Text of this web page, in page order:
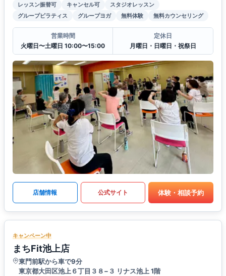
レッスン振替可 キャンセル可
スタジオレッスン
グループピラティス
グループヨガ 無料体験 無料カウンセリング
営業時間
火曜日〜土曜日 10:00〜15:00
定休日
月曜日・日曜日・祝祭日
店舗情報 公式サイト 体験・相談予約
キャンペーン中
まちFit池上店
東門前駅から車で9分
東京都大田区池上６丁目３８−３ リナス池上 1階